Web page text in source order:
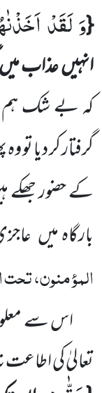
{وَ لَقَدْ
انہیںعذاب میں
کہ بے شک ہم
گرفتار کر دیا
کے حضور جھکے
بارگاہ میں
المؤمنون، تحت
اس سے
تعالیٰ کی اطاعت